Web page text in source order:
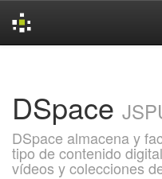
DSpace
DSpace almacena y
tipo de contenido
vídeos y colecciones